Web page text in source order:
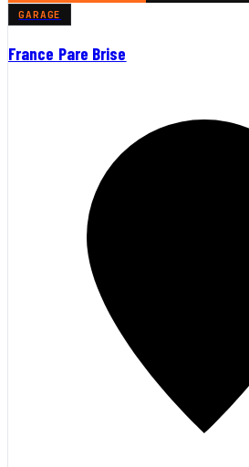
GARAGE
France Pare Brise